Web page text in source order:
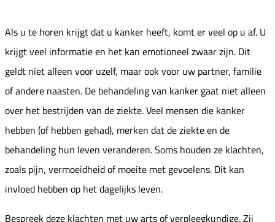
Als u te horen krijgt dat u kanker heeft, komt er veel op u af. U
krijgt veel informatie en het kan emotioneel zwaar zijn. Dit
geldt niet alleen voor uzelf, maar ook voor uw partner, familie
of andere naasten. De behandeling van kanker gaat niet alleen
over het bestrijden van de ziekte. Veel mensen die kanker
hebben (of hebben gehad), merken dat de ziekte en de
behandeling hun leven veranderen. Soms houden ze klachten,
zoals pijn, vermoeidheid of moeite met gevoelens. Dit kan
invloed hebben op het dagelijks leven.
Bespreek deze klachten met uw arts of verpleegkundige. Zij